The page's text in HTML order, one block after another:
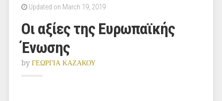
Updated on March 19, 2019
Οι αξίες της Ευρωπαϊκής
Ένωσης
by ΓΕΩΡΓΙΑ ΚΑΖΑΚΟΥ